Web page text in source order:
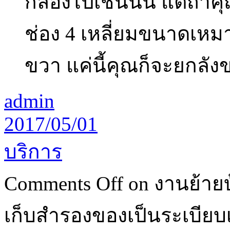
ช่อง 4 เหลี่ยมขนาดเห
ขวา แค่นี้คุณก็จะยกลัง
admin
2017/05/01
บริการ
Comments Off on งานย้า
เก็บสำรองของเป็นระเบีย